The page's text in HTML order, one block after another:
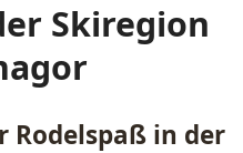
Skiregion
Rodelspaß in der